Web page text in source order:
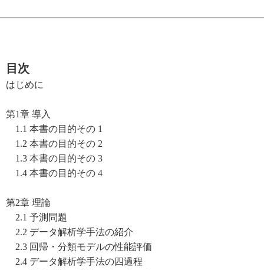
目次
はじめに
第1章 導入
1.1 本書の目的その 1
1.2 本書の目的その 2
1.3 本書の目的その 3
1.4 本書の目的その 4
第2章 理論
2.1 予測問題
2.2 データ解析学手法の紹介
2.3 回帰・分類モデルの性能評価
2.4 データ解析学手法の四過程